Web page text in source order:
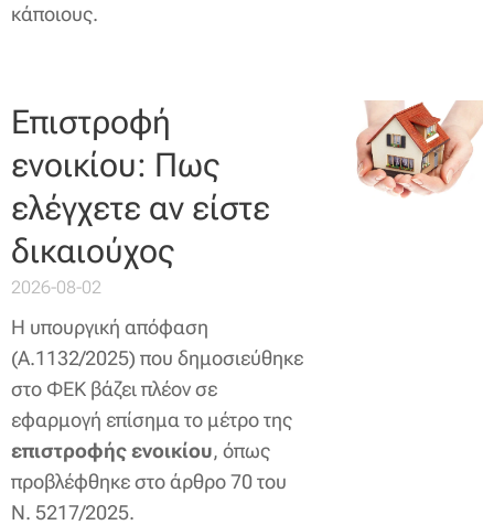
κάποιους.
Επιστροφή
ενοικίου: Πως
ελέγχετε αν είστε
δικαιούχος
2026-08-02
Η υπουργική απόφαση
(Α.1132/2025) που δημοσιεύθηκε
στο ΦΕΚ βάζει πλέον σε
εφαρμογή επίσημα το μέτρο της
επιστροφής ενοικίου, όπως
προβλέφθηκε στο άρθρο 70 του
Ν. 5217/2025.